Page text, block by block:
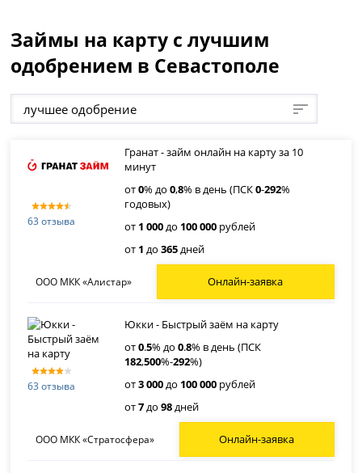
Займы на карту с лучшим
одобрением в Севастополе
лучшее одобрение
63 отзыва
Гранат - займ онлайн на карту за 10
минут
от0% до0,8% в день (ПСК0-292%
годовых)
от 1 000до 100 000 рублей
от 1 до365дней
ООО МКК «Алистар» Онлайн-заявка
63 отзыва
Юкки - Быстрый заём на карту
от0.5% до0.8% в день (ПСК
182,500%-292%)
от3 000до 100 000 рублей
от7до98дней
ООО МКК «Стратосфера» Онлайн-заявка